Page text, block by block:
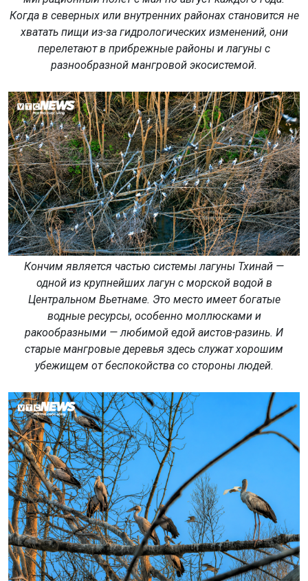
Когда в северных или внутренних районах становится не
хватать пищи из-за гидрологических изменений, они
перелетают в прибрежные районы и лагуны с
разнообразной мангровой экосистемой.
Кончим является частью системы лагуны Тхинай —
одной из крупнейших лагун с морской водой в
Центральном Вьетнаме. Это место имеет богатые
водные ресурсы, особенно моллюсками и
ракообразными — любимой едой аистов-разинь. И
старые мангровые деревья здесь служат хорошим
убежищем от беспокойства со стороны людей.